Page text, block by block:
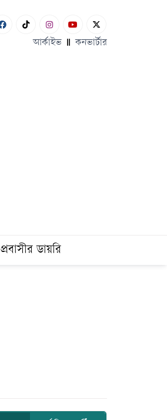
আর্কাইভ কনভার্টার
প্রবাসীর ডায়রি